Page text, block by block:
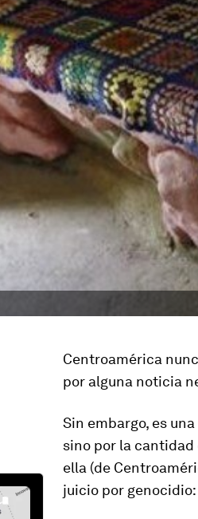
Centroamérica
por alguna noticia
Sin embargo, es
sino por la cantidad
ella (de
juicio por